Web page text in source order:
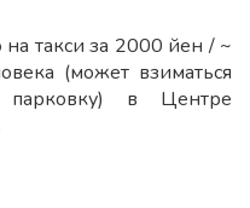
на такси за 2000 йен / ~
(может взиматься
парковку) в Центре